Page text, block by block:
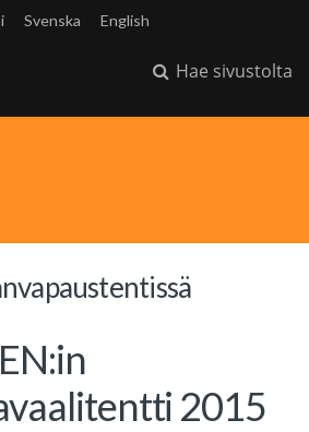
Svenska English
Hae sivustolta
2015